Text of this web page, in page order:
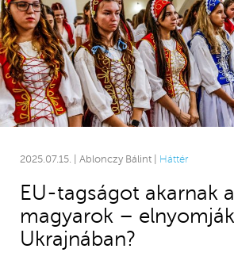
2025.07.15. | Ablonczy Bálint | Háttér
EU-tagságot akarnak
magyarok –
Ukrajnában?